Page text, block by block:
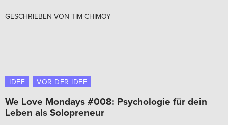
GESCHRIEBEN VON TIM CHIMOY
IDEE VOR DER IDEE
We Love Mondays #008: Psychologie für dein
Leben als Solopreneur